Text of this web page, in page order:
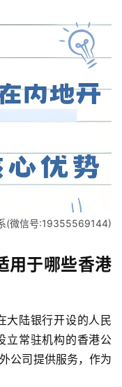
(微信号:19355569144)
用于哪些香港
大陆银行开设的人民
立常驻机构的香港公
公司提供服务，作为